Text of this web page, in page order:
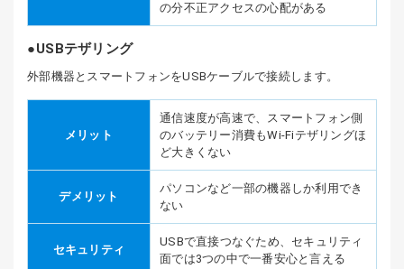
の分不正アクセスの心配がある
USBテザリング
外部機器とスマートフォンをUSBケーブルで接続します。
メリット
通信速度が高速で、スマートフォン側
のバッテリー消費もWi-Fiテザリングほ
ど大きくない
デメリット
パソコンなど一部の機器しか利用でき
ない
セキュリティ
USBで直接つなぐため、セキュリティ
面では3つの中で一番安心と言える